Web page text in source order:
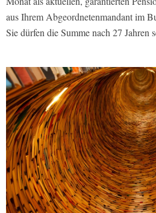
aus Ihrem Abgeordnetenmandant im
Sie dürfen die Summe nach 27 Jahren